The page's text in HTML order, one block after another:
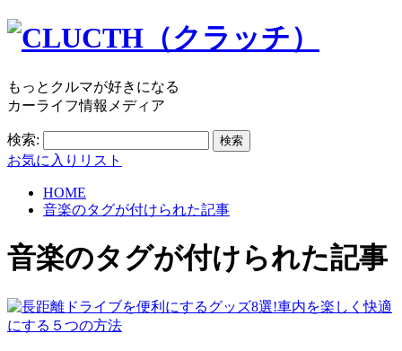
もっとクルマが好きになる
カーライフ情報メディア
検索:
お気に入りリスト
HOME
音楽のタグが付けられた記事
音楽のタグが付けられた記事